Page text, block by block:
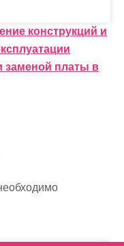
конструкций и
заменой платы в